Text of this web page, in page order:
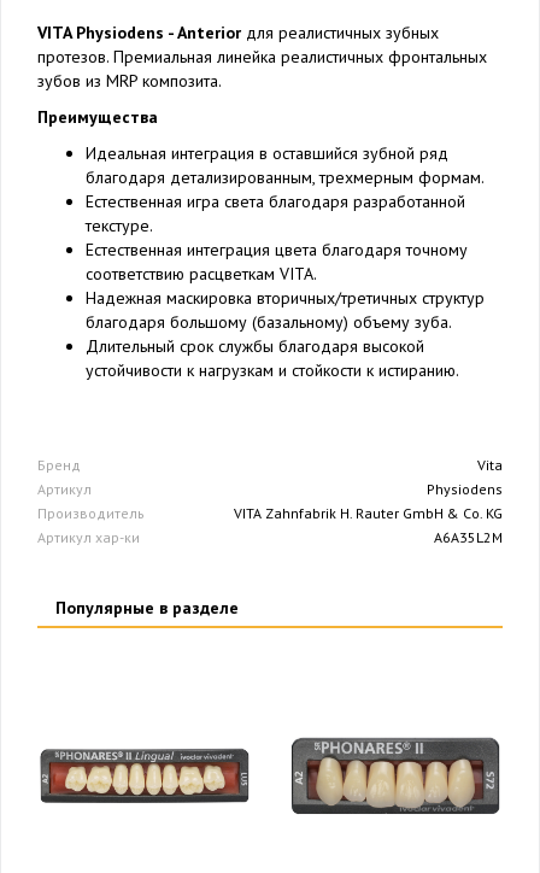
VITA Physiodens - Anterior для реалистичных зубных
протезов. Премиальная линейка реалистичных фронтальных
зубов из MRP композита.
Преимущества
Идеальная интеграция в оставшийся зубной ряд
благодаря детализированным, трехмерным формам.
Естественная игра света благодаря разработанной
текстуре.
Естественная интеграция цвета благодаря точному
соответствию расцветкам VITA.
Надежная маскировка вторичных/третичных структур
благодаря большому (базальному) объему зуба.
Длительный срок службы благодаря высокой
устойчивости к нагрузкам и стойкости к истиранию.
Бренд
Vita
Артикул
Physiodens
Производитель
VITA Zahnfabrik H. Rauter GmbH & Co. KG
Артикул хар-ки
A6A35L2M
Популярные в разделе